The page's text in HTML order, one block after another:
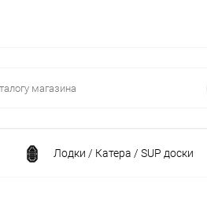
Лодки / Катера / SUP доски